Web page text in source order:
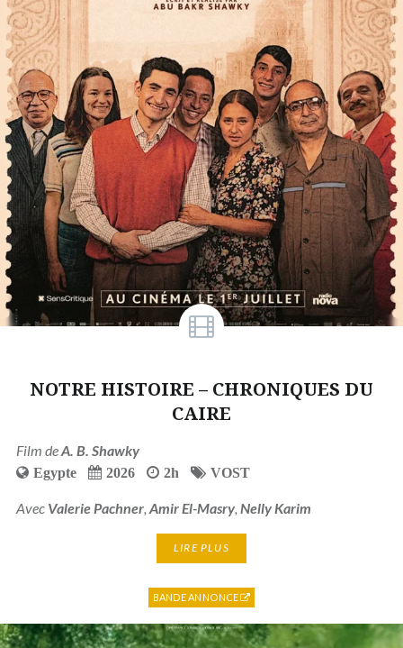
NOTRE HISTOIRE – CHRONIQUES DU
CAIRE
Film deA. B. Shawky
Egypte 2026 2h VOST
Avec Valerie Pachner, Amir El-Masry, Nelly Karim
LIRE PLUS
BANDE ANNONCE